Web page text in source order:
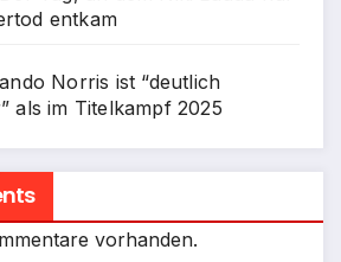
entkam
Norris ist “deutlich
als im Titelkampf 2025
vorhanden.